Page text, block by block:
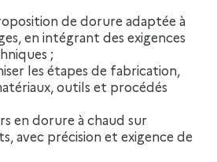
de dorure adaptée à
en intégrant des exigences
;
les étapes de fabrication,
outils et procédés
en dorure à chaud sur
avec précision et exigence de